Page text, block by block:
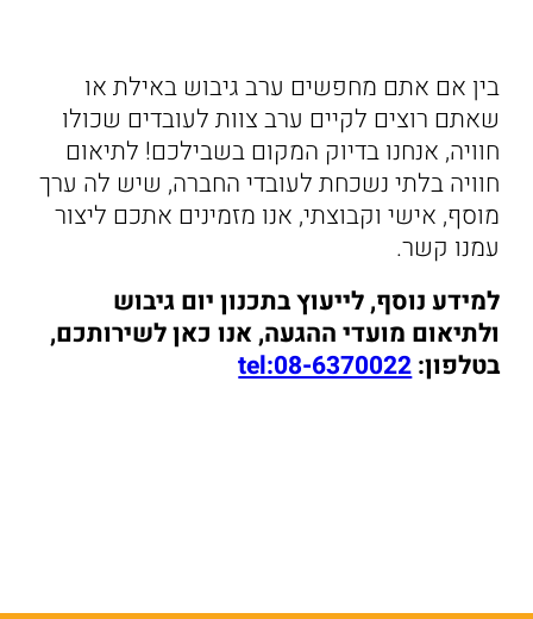
בין אם אתם מחפשים ערב גיבוש באילת או
שאתם רוצים לקיים ערב צוות לעובדים שכולו
חוויה, אנחנו בדיוק המקום בשבילכם! לתיאום
חוויה בלתי נשכחת לעובדי החברה, שיש לה ערך
מוסף, אישי וקבוצתי, אנו מזמינים אתכם ליצור
עמנו קשר.
למידע נוסף, לייעוץ בתכנון יום גיבוש
ולתיאום מועדי ההגעה, אנו כאן לשירותכם,
בטלפון:tel:08-6370022